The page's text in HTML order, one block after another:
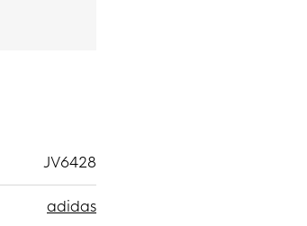
JV6428
adidas